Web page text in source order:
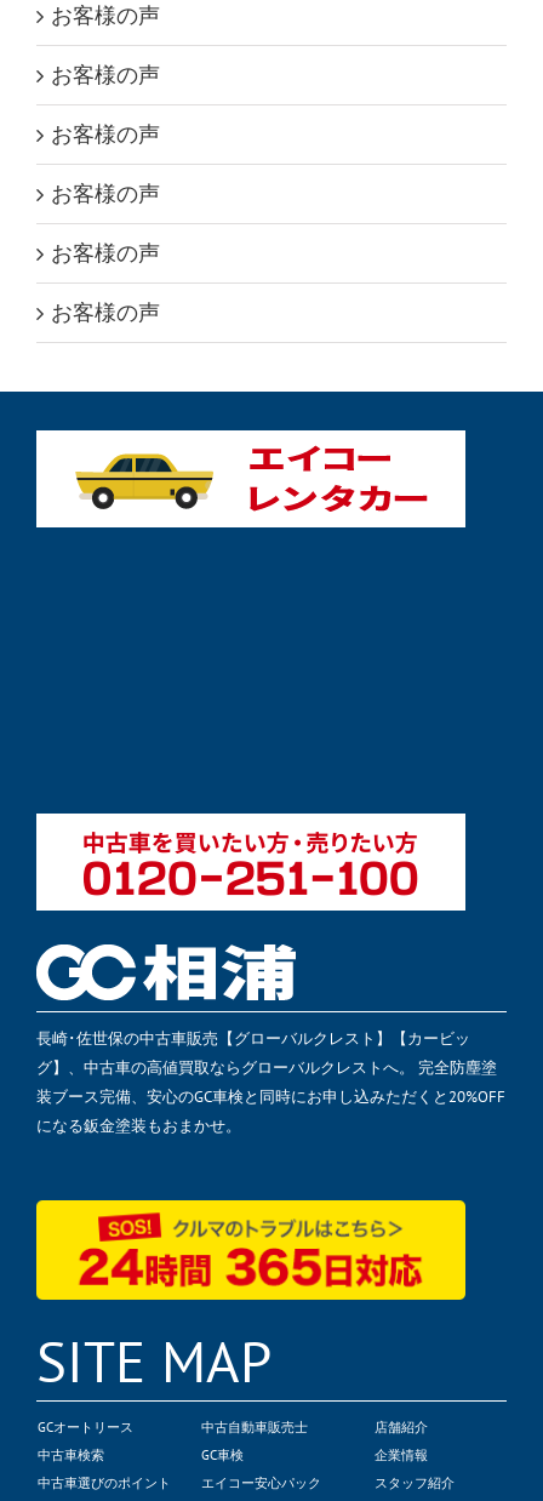
お客様の声
お客様の声
お客様の声
お客様の声
お客様の声
お客様の声
長崎･佐世保の中古車販売【グローバルクレスト】【カービッ
グ】、中古車の高値買取ならグローバルクレストへ。 完全防塵塗
装ブース完備、安心のGC車検と同時にお申し込みただくと20%OFF
になる鈑金塗装もおまかせ。
SITE MAP
GCオートリース
中古車検索
中古車選びのポイント
中古自動車販売士
GC車検
エイコー安心パック
店舗紹介
企業情報
スタッフ紹介